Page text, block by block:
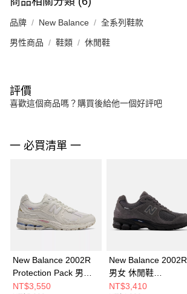
品牌 New Balance 全系列鞋款
男性商品 鞋類 休閒鞋
評價
喜歡這個商品嗎？購買後給他一個好評吧
一 必買清單 一
New Balance 2002R
Protection Pack 男女
休閒鞋 M2002RDC-D
NT$3,550
New Balance 2002R
男女 休閒鞋
U2002RH-D
NT$3,410